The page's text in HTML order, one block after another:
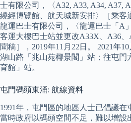
士有限公司，〈A32, A33, A34, A37,
繞經博覽館、航天城新安排〉［乘客
龍運巴士有限公司，〈龍運巴士「A
客運大樓巴士站並更改A33X、A36
聞稿］，2019年11月22日。 2021年
湖山路「兆山苑椰景閣」站；往屯門
育館」站。
屯門碼頭東涌: 航線資料
1991年，屯門區的地區人士已倡議在
當時政府以碼頭空間不足，難以增設